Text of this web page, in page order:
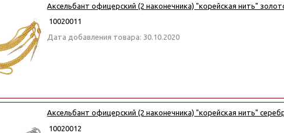
Аксельбант офицерский (2 наконечника) "корейская нить"
10020011
Дата добавления товара: 30.10.2020
Аксельбант офицерский (2 наконечника) "корейская нить"
10020012